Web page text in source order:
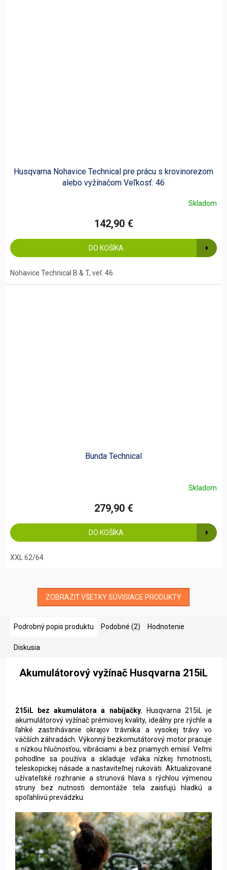
Husqvarna Nohavice Technical pre prácu s krovinorezom
alebo vyžínačom Veľkosť: 46
Skladom
142,90 €
DO KOŠÍKA
Nohavice Technical B & T, veľ. 46
Bunda Technical
Skladom
279,90 €
DO KOŠÍKA
XXL 62/64
ZOBRAZIŤ VŠETKY SÚVISIACE PRODUKTY
Podrobný popis produktu Podobné (2) Hodnotenie
Diskusia
Akumulátorový vyžínač Husqvarna 215iL
215iL bez akumulátora a nabíjačky. Husqvarna 215iL je
akumulátorový vyžínač prémiovej kvality, ideálny pre rýchle a
ľahké zastrihávanie okrajov trávnika a vysokej trávy vo
väčších záhradách. Výkonný bezkomutátorový motor pracuje
s nízkou hlučnosťou, vibráciami a bez priamych emisií. Veľmi
pohodlne sa používa a skladuje vďaka nízkej hmotnosti,
teleskopickej násade a nastaviteľnej rukoväti. Aktualizované
užívateľské rozhranie a strunová hlava s rýchlou výmenou
struny bez nutnosti demontáže tela zaisťujú hladkú a
spoľahlivú prevádzku.